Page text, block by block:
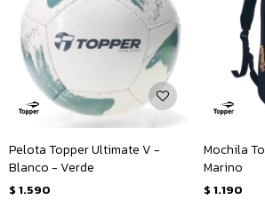
Pelota Topper Ultimate V -
Blanco - Verde
$ 1.590
Mochila
Marino
$ 1.190